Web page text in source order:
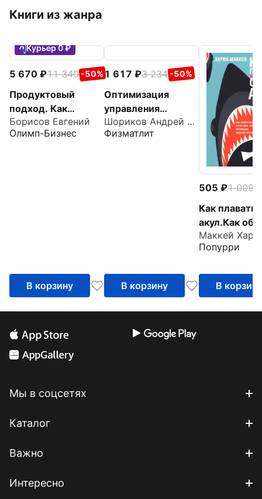
Книги из жанра
Курьер 0 ₽
5 670 11 340 -50%
Продуктовый
подход. Как
создавать
продукты, которые
Борисов Евгений
Олимп-Бизнес
В корзину
1 617 3 234 -50%
Оптимизация
управления
производственным
и системами.
Шориков Андрей Федорович
Физматлит
В корзину
505 1 009
Как плавать
акул.Как
конкурентов
торговле,
мотивации,
ведении
Маккей
Попурри
В корзину
Мы в соцсетях
Каталог
Важно
Интересно